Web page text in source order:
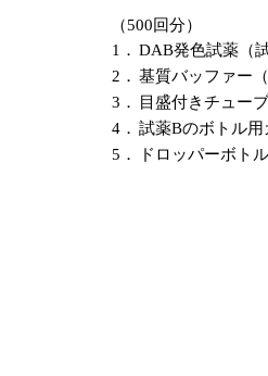
（500回分）
1． DAB発色試薬（
2． 基質バッファー（
3．
目盛付きチューブ
4． 試薬Bのボトル
5．
ドロッパーボトル